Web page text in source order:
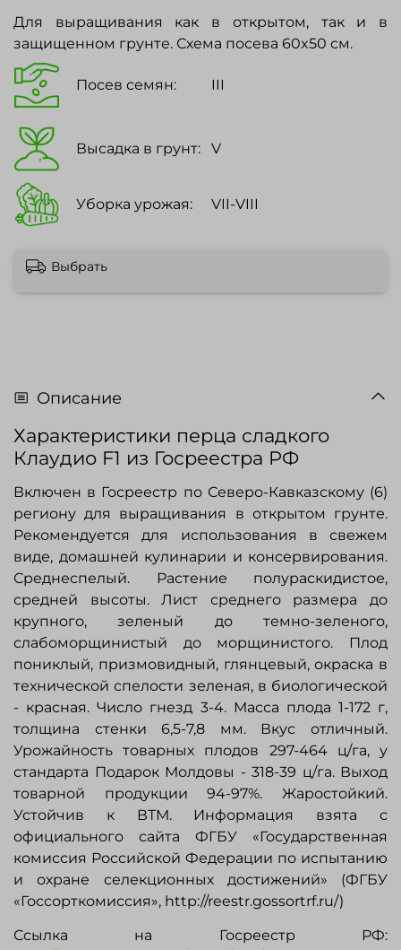
Для выращивания как в открытом, так и в
защищенном грунте. Схема посева 60x50 см.
Посев семян: III
Высадка в грунт: V
Уборка урожая: VII-VIII
Выбрать
Описание
Характеристики перца сладкого
Клаудио F1 из Госреестра РФ
Включен в Госреестр по Северо-Кавказскому (6)
региону для выращивания в открытом грунте.
Рекомендуется для использования в свежем
виде, домашней кулинарии и консервирования.
Среднеспелый. Растение полураскидистое,
средней высоты. Лист среднего размера до
крупного, зеленый до темно-зеленого,
слабоморщинистый до морщинистого. Плод
пониклый, призмовидный, глянцевый, окраска в
технической спелости зеленая, в биологической
- красная. Число гнезд 3-4. Масса плода 1-172 г,
толщина стенки 6,5-7,8 мм. Вкус отличный.
Урожайность товарных плодов 297-464 ц/га, у
стандарта Подарок Молдовы - 318-39 ц/га. Выход
товарной продукции 94-97%. Жаростойкий.
Устойчив к ВТМ. Информация взята с
официального сайта ФГБУ «Государственная
комиссия Российской Федерации по иcпытанию
и охране селекционных достижений» (ФГБУ
«Госсорткомиссия», http://reestr.gossortrf.ru/)
Ссылка на Госреестр РФ: